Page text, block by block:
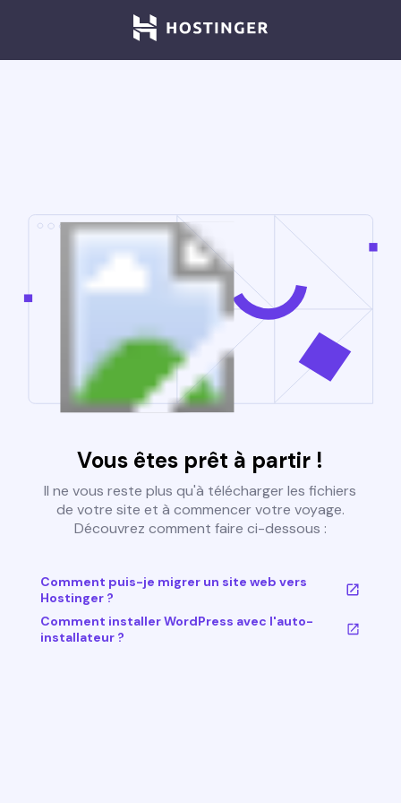
Vous êtes prêt à partir !
Il ne vous reste plus qu'à télécharger les fichiers
de votre site et à commencer votre voyage.
Découvrez comment faire ci-dessous :
Comment puis-je migrer un site web vers
Hostinger ?
Comment installer WordPress avec l'auto-
installateur ?